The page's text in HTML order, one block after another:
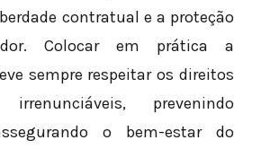
contratual e a proteção
Colocar em prática a
sempre respeitar os direitos
irrenunciáveis, prevenindo
o bem-estar do